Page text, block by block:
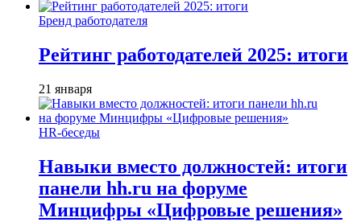
Бренд работодателя
Рейтинг работодателей 2025: итоги
21 января
HR-беседы
Навыки вместо должностей: итоги
панели hh.ru на форуме
Минцифры «Цифровые решения»